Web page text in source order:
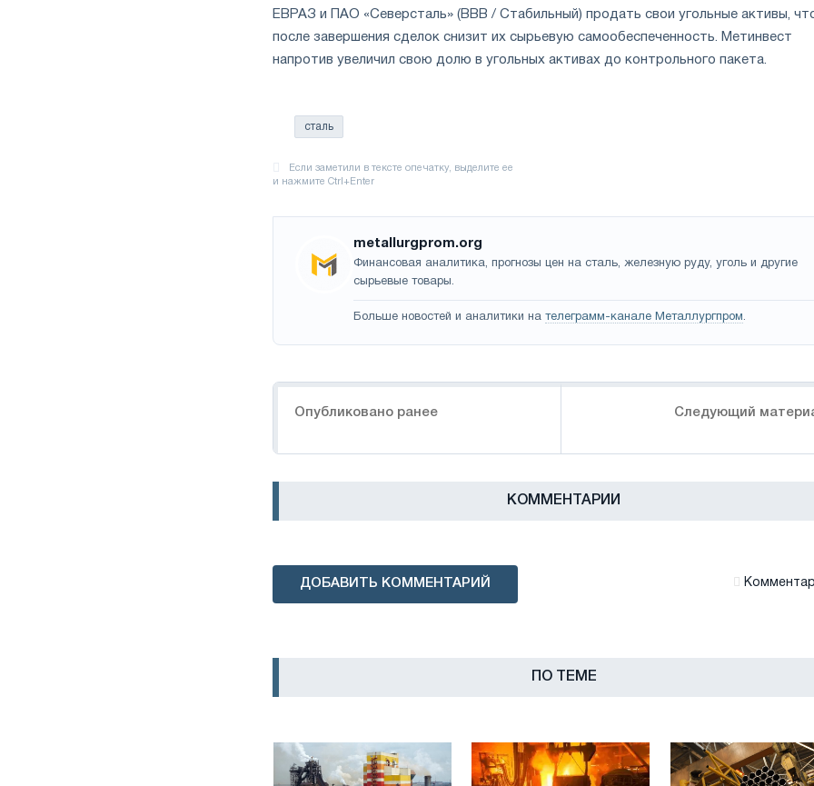
ЕВРАЗ и ПАО «Северсталь» (BBB / Стабильный) продать свои угольные активы,
после завершения сделок снизит их сырьевую самообеспеченность. Метинвест
напротив увеличил свою долю в угольных активах до контрольного пакета.
сталь
metallurgprom.org
Финансовая аналитика, прогнозы цен на сталь, железную руду, уголь и другие
сырьевые товары.
Больше новостей и аналитики на телеграмм-канале Металлургпром.
Опубликовано ранее
Следующий
КОММЕНТАРИИ
ДОБАВИТЬ КОММЕНТАРИЙ
ПО ТЕМЕ